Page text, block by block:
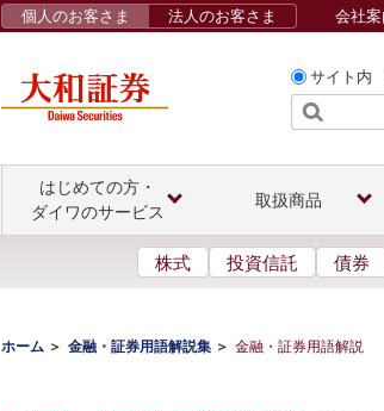
サイト内
個人のお客さま 法人のお客さま 会社案
はじめての方・
ダイワのサービス
取扱商品
株式 投資信託 債券
ホーム 金融・証券用語解説集 金融・証券用語解説